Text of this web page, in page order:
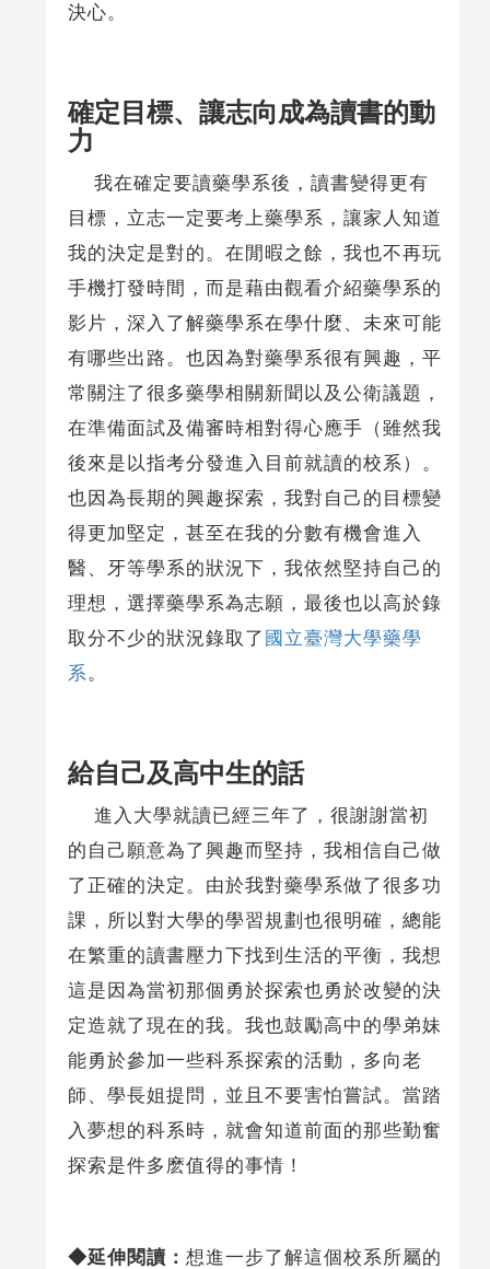
決心。
確定目標、讓志向成為讀書的動
力
我在確定要讀藥學系後，讀書變得更有
目標，立志一定要考上藥學系，讓家人知道
我的決定是對的。在閒暇之餘，我也不再玩
手機打發時間，而是藉由觀看介紹藥學系的
影片，深入了解藥學系在學什麼、未來可能
有哪些出路。也因為對藥學系很有興趣，平
常關注了很多藥學相關新聞以及公衛議題，
在準備面試及備審時相對得心應手（雖然我
後來是以指考分發進入目前就讀的校系）。
也因為長期的興趣探索，我對自己的目標變
得更加堅定，甚至在我的分數有機會進入
醫、牙等學系的狀況下，我依然堅持自己的
理想，選擇藥學系為志願，最後也以高於錄
取分不少的狀況錄取了 國立臺灣大學藥學
系 。
給自己及高中生的話
進入大學就讀已經三年了，很謝謝當初
的自己願意為了興趣而堅持，我相信自己做
了正確的決定。由於我對藥學系做了很多功
課，所以對大學的學習規劃也很明確，總能
在繁重的讀書壓力下找到生活的平衡，我想
這是因為當初那個勇於探索也勇於改變的決
定造就了現在的我。我也鼓勵高中的學弟妹
能勇於參加一些科系探索的活動，多向老
師、學長姐提問，並且不要害怕嘗試。當踏
入夢想的科系時，就會知道前面的那些勤奮
探索是件多麽值得的事情！
◆延伸閱讀： 想進一步了解這個校系所屬的